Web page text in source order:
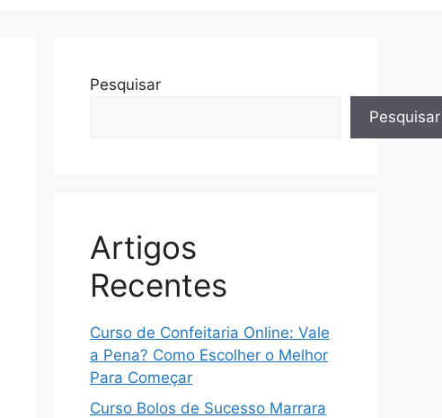
Pesquisar
Pesquisar
Artigos
Recentes
Curso de Confeitaria Online: Vale
a Pena? Como Escolher o Melhor
Para Começar
Curso Bolos de Sucesso Marrara